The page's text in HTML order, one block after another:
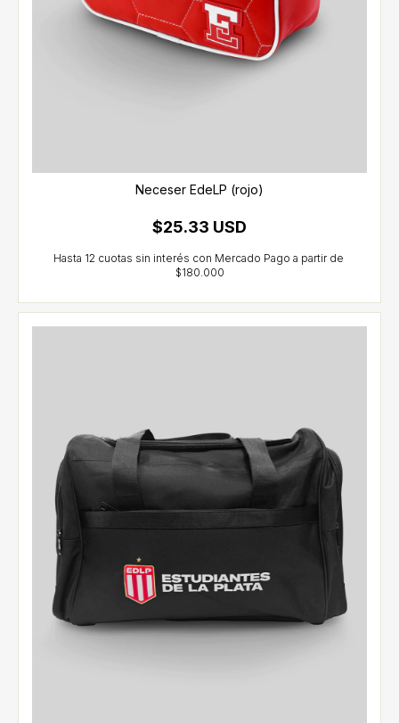
Neceser EdeLP (rojo)
$25.33 USD